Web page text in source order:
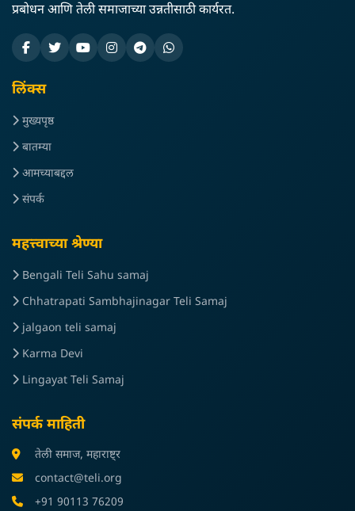
प्रबोधन आणि तेली समाजाच्या उन्नतीसाठी कार्यरत.
लिंक्स
मुख्यपृष्ठ
बातम्या
आमच्याबद्दल
संपर्क
महत्त्वाच्या श्रेण्या
Bengali Teli Sahu samaj
Chhatrapati Sambhajinagar Teli Samaj
jalgaon teli samaj
Karma Devi
Lingayat Teli Samaj
संपर्क माहिती
तेली समाज, महाराष्ट्र
contact@teli.org
+91 90113 76209